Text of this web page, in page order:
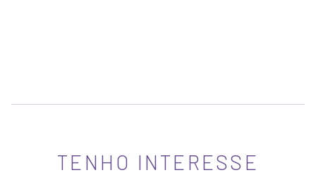
TENHO INTERESSE